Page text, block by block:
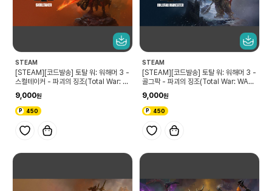
STEAM
[STEAM][코드발송] 토탈 워: 워해머 3 -
스컬테이커 - 파괴의 징조(Total War: W
ns of Destruction)
9,000
450
STEAM
[STEAM][코드발송] 토탈 워: 워해머 3 -
골그팍 - 파괴의 징조(Total War: WAR
Destruction)
9,000
450